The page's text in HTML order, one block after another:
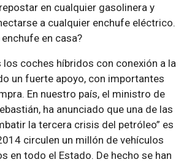
en cualquier gasolinera y
a cualquier enchufe eléctrico.
en casa?
los coches híbridos con conexión a la
un fuerte apoyo, con importantes
En nuestro país, el ministro de
ha anunciado que una de las
la tercera crisis del petróleo” es
circulen un millón de vehículos
en todo el Estado. De hecho se han